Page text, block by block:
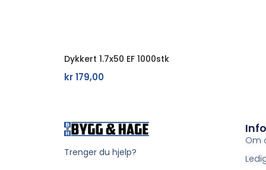
Dykkert 1.7x50 EF 1000stk
kr179,00
Trenger du hjelp?
Om